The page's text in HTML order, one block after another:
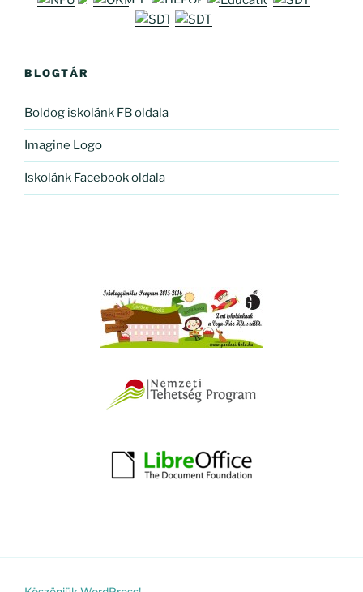
BLOGTÁR
Boldog iskolánk FB oldala
Imagine Logo
Iskolánk Facebook oldala